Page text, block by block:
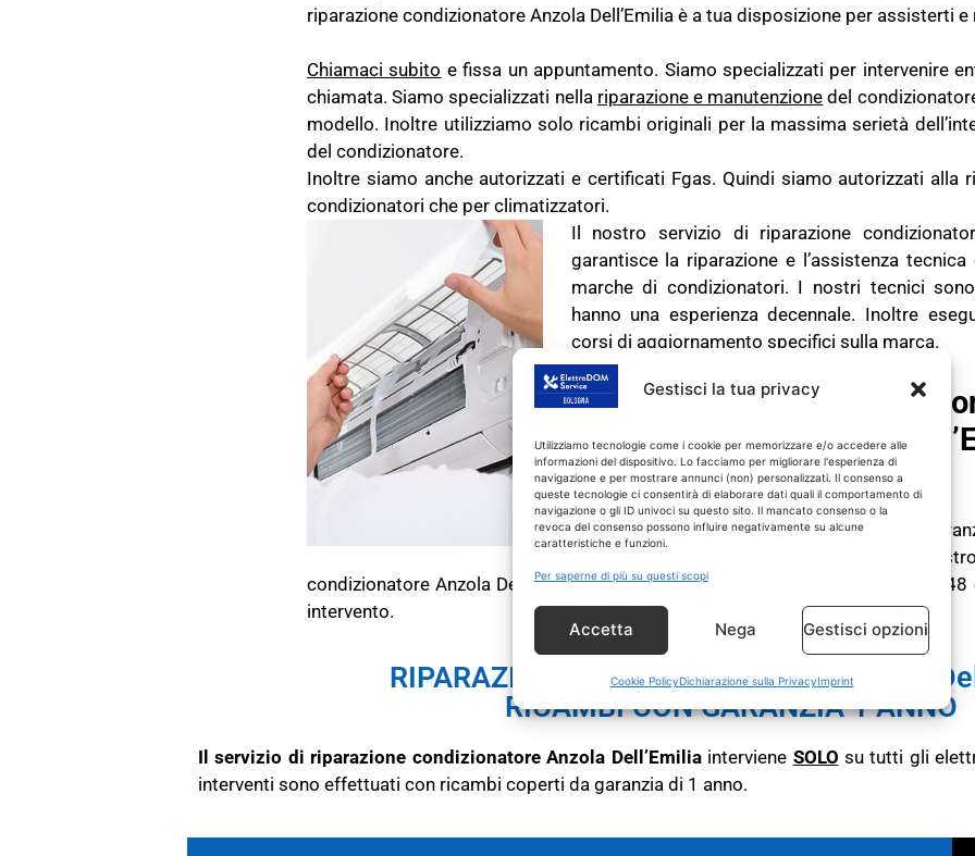
Gestisci la tua privacy
Utilizziamo tecnologie come i cookie per memorizzare e/o accedere alle
informazioni del dispositivo. Lo facciamo per migliorare l'esperienza di
navigazione e per mostrare annunci (non) personalizzati. Il consenso a
queste tecnologie ci consentirà di elaborare dati quali il comportamento di
navigazione o gli ID univoci su questo sito. Il mancato consenso o la
revoca del consenso possono influire negativamente su alcune
caratteristiche e funzioni.
Per saperne di più su questi scopi
Accetta Nega Gestisci opzioni
Cookie PolicyDichiarazione sulla PrivacyImprint
riparazione condizionatore Anzola Dell’Emilia è a tua disposizione per assisterti
Chiamaci subito e fissa un appuntamento. Siamo specializzati per intervenire
chiamata. Siamo specializzati nella riparazione emanutenzione del
modello. Inoltre utilizziamo solo ricambi originali per la massima serietà
del condizionatore.
Inoltre siamo anche autorizzati e certificati Fgas. Quindi siamo autorizzati alla
condizionatori che per climatizzatori.
Il nostro servizio di riparazione
garantisce la riparazione e l’assistenza
marche di condizionatori. I nostri tecnici
hanno una esperienza decennale. Inoltre
corsi di aggiornamento specifici sulla marca.
Chiama il servizio
condizionatore Anzola
fiducia
Se allora il tuo condizionatore di casa fuori
ha dei problemi, chiamaci con fiducia. Il
condizionatore Anzola Dell’Emiliaesegue riparazioni e assistenza entro 24 o 48
intervento.
RIPARAZIONE CONDIZIONATORE Anzola
RICAMBI CON GARANZIA 1 ANNO
Il servizio di riparazione condizionatore Anzola Dell’Emiliainterviene SOLO su tutti gli
interventi sono effettuati con ricambi coperti da garanzia di 1 anno.